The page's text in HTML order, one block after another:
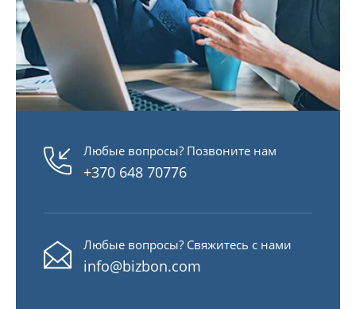
Любые вопросы? Позвоните нам
+370 648 70776
Любые вопросы? Свяжитесь с нами
info@bizbon.com